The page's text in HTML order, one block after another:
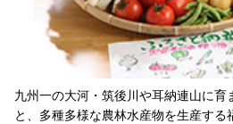
九州一の大河・筑後川や耳納連山に育
と、多種多様な農林水産物を生産す